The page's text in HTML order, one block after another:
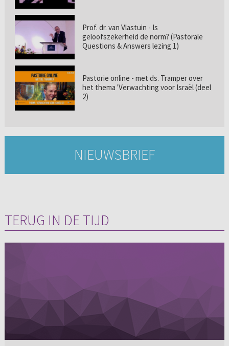
Prof. dr. van Vlastuin - Is
geloofszekerheid de norm? (Pastorale
Questions & Answers lezing 1)
Pastorie online - met ds. Tramper over
het thema 'Verwachting voor Israël (deel
2)
NIEUWSBRIEF
TERUG IN DE TIJD